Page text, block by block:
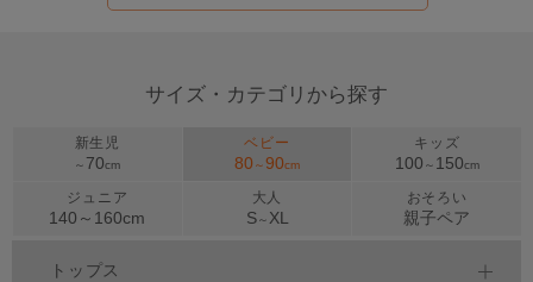
サイズ・カテゴリから探す
新生児
～ 70cm
ベビー
80 ～90cm
キッズ
100 ～ 150cm
ジュニア
140～ 160cm
大人
S～ XL
おそろい
親子ペア
トップス